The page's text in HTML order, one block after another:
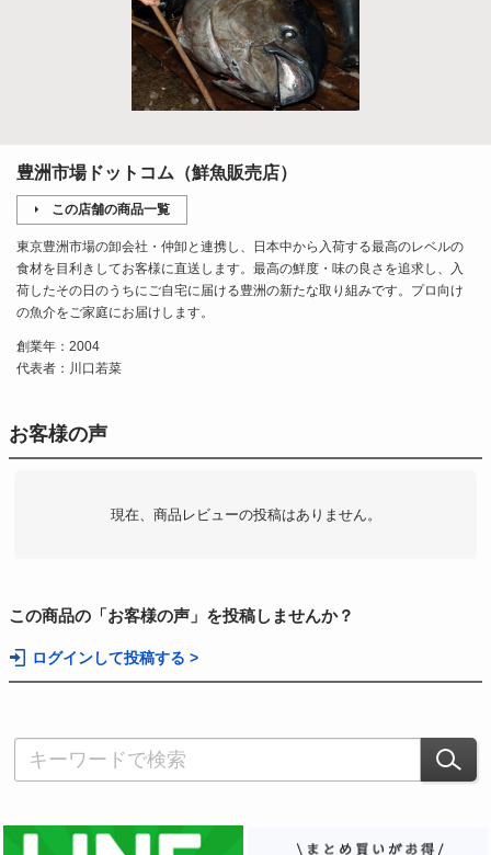
豊洲市場ドットコム（鮮魚販売店）
この店舗の商品一覧
東京豊洲市場の卸会社・仲卸と連携し、日本中から入荷する最高のレベルの
食材を目利きしてお客様に直送します。最高の鮮度・味の良さを追求し、入
荷したその日のうちにご自宅に届ける豊洲の新たな取り組みです。プロ向け
の魚介をご家庭にお届けします。
創業年：2004
代表者：川口若菜
お客様の声
現在、商品レビューの投稿はありません。
この商品の「お客様の声」を投稿しませんか？
ログインして投稿する >